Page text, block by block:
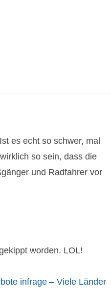
es echt so schwer, mal
so sein, dass die
und Radfahrer vor
worden. LOL!
infrage – Viele Länder